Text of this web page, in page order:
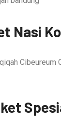
Nasi